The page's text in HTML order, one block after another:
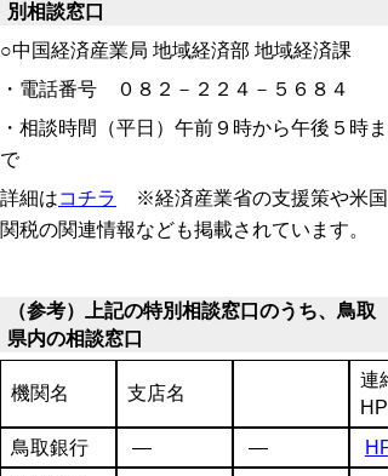
別相談窓口
○中国経済産業局 地域経済部 地域経済課
・電話番号 ０８２－２２４－５６８４
・相談時間（平日）午前９時から午後５時ま
で
詳細はコチラ
※経済産業省の支援策や米国
関税の関連情報なども掲載されています。
（参考）上記の特別相談窓口のうち、鳥取
県内の相談窓口
機関名 支店名
連
HP
鳥取銀行
― ―
HP